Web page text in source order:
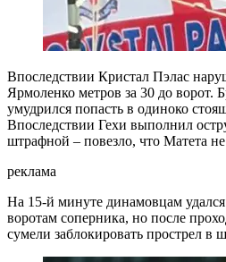
Впоследствии Кристал Пэлас
Ярмоленко метров за 30 до ворот.
умудрился попасть в одиноко
Впоследствии Гехи выполнил
штрафной – повезло, что Матета
реклама
На 15-й минуте динамовцам
воротам соперника, но после
сумели заблокировать прострел в